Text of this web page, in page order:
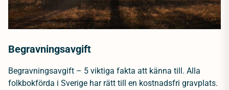
Begravningsavgift
Begravningsavgift – 5 viktiga fakta att känna till. Alla
folkbokförda i Sverige har rätt till en kostnadsfri gravplats.